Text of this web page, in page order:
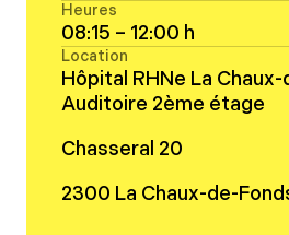
Heures
08:15 – 12:00 h
Location
Hôpital RHNe La
Auditoire 2ème étage
Chasseral 20
2300 La Chaux-de-